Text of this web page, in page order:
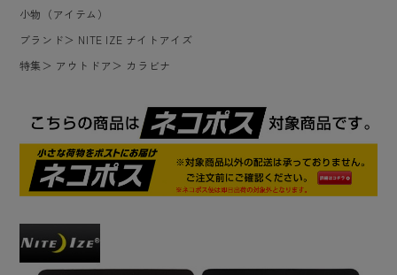
小物（アイテム）
ブランド＞ NITE IZE ナイトアイズ
特集 ＞ アウトドア ＞ カラビナ